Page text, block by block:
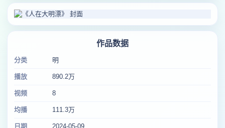
作品数据
分类 明
播放 890.2万
视频 8
均播 111.3万
日期 2024-05-09